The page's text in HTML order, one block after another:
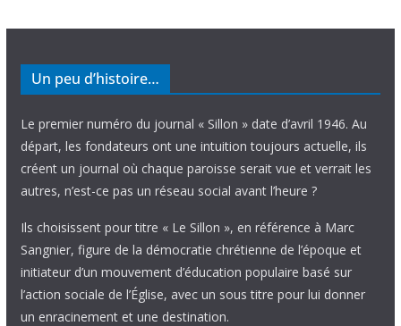
Un peu d’histoire…
Le premier numéro du journal « Sillon » date d’avril 1946. Au
départ, les fondateurs ont une intuition toujours actuelle, ils
créent un journal où chaque paroisse serait vue et verrait les
autres, n’est-ce pas un réseau social avant l’heure ?
Ils choisissent pour titre « Le Sillon », en référence à Marc
Sangnier, figure de la démocratie chrétienne de l’époque et
initiateur d’un mouvement d’éducation populaire basé sur
l’action sociale de l’Église, avec un sous titre pour lui donner
un enracinement et une destination.